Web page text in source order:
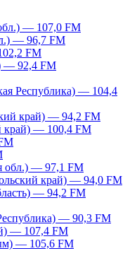
— 107,0 FM
— 96,7 FM
FM
— 92,4 FM
Республика) — 104,4
край) — 94,2 FM
край) — 100,4 FM
обл.) — 97,1 FM
край) — 94,0 FM
— 94,2 FM
— 90,3 FM
— 107,4 FM
— 105,6 FM